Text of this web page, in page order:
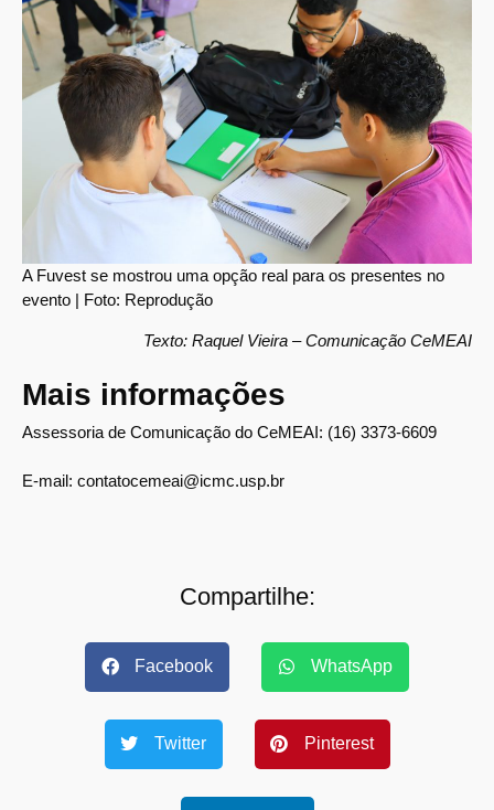
A Fuvest se mostrou uma opção real para os presentes no
evento | Foto: Reprodução
Texto: Raquel Vieira – Comunicação CeMEAI
Mais informações
Assessoria de Comunicação do CeMEAI: (16) 3373-6609
E-mail: contatocemeai@icmc.usp.br
Compartilhe:
Facebook WhatsApp
Twitter Pinterest